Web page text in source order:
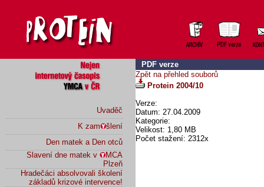
Uvaděč
K zam
šlení
Den matek a Den otců
Slavení dne matek v
MCA
Plzeň
Hradečáci absolvovali školení
základů krizové intervence!
PDF verze
Zpět na přehled souborů
Protein 2004/10
Verze:
Datum: 27.04.2009
Kategorie:
Velikost: 1,80 MB
Počet stažení: 2312x